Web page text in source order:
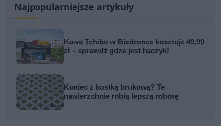
Najpopularniejsze artykuły
Kawa Tchibo w Biedronce kosztuje 49,99
zł – sprawdź gdze jest haczyk!
Koniec z kostką brukową? Te
nawierzchnie robią lepszą robotę